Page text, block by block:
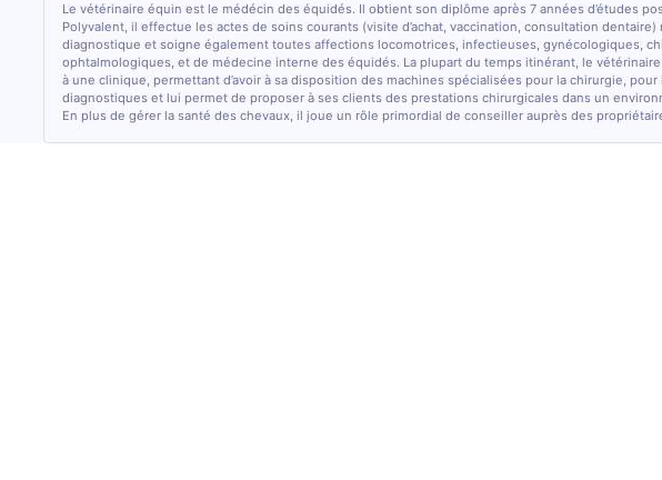
Le vétérinaire équin est le médécin des équidés. Il obtient son diplôme après 7 années d’études
Polyvalent, il effectue les actes de soins courants (visite d’achat, vaccination, consultation dentaire)
diagnostique et soigne également toutes affections locomotrices, infectieuses, gynécologiques,
ophtalmologiques, et de médecine interne des équidés. La plupart du temps itinérant, le
à une clinique, permettant d’avoir à sa disposition des machines spécialisées pour la chirurgie,
diagnostiques et lui permet de proposer à ses clients des prestations chirurgicales dans un
En plus de gérer la santé des chevaux, il joue un rôle primordial de conseiller auprès des